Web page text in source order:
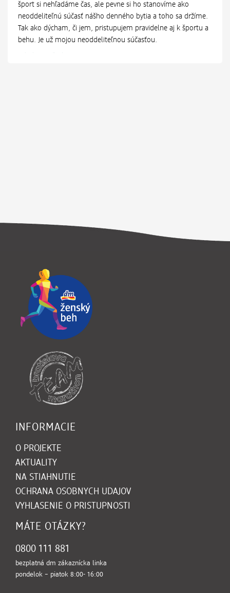
šport si nehľadáme čas, ale pevne si ho stanovíme ako
neoddeliteľnú súčasť nášho denného bytia a toho sa držíme.
Tak ako dýcham, či jem, pristupujem pravidelne aj k športu a
behu. Je už mojou neoddeliteľnou súčasťou.
INFORMACIE
O PROJEKTE
AKTUALITY
NA STIAHNUTIE
OCHRANA OSOBNYCH UDAJOV(OTVORI SA V NOVOM
VYHLASENIE O PRISTUPNOSTI
MÁTE OTÁZKY?
0800 111 881
bezplatná dm zákaznícka linka
pondelok – piatok 8:00- 16:00